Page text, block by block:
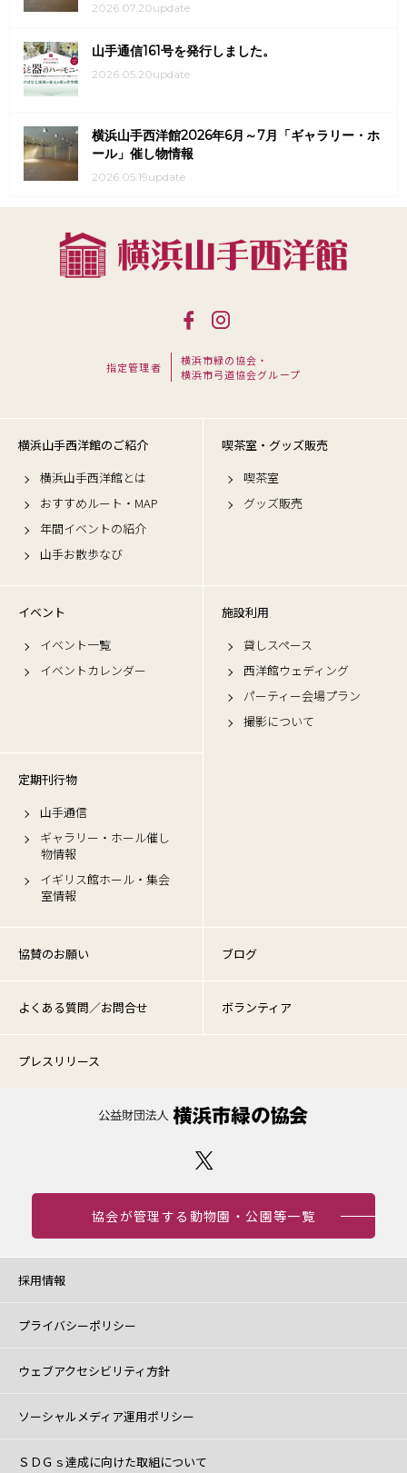
2026.07.20update
山手通信161号を発行しました。
2026.05.20update
横浜山手西洋館2026年6月～7月「ギャラリー・ホ
ール」催し物情報
2026.05.19update
指定管理者
横浜市緑の協会・
横浜市弓道協会グループ
横浜山手西洋館のご紹介
横浜山手西洋館とは
おすすめルート・MAP
年間イベントの紹介
山手お散歩なび
喫茶室・グッズ販売
喫茶室
グッズ販売
イベント
イベント一覧
イベントカレンダー
施設利用
貸しスペース
西洋館ウェディング
パーティー会場プラン
撮影について
定期刊行物
山手通信
ギャラリー・ホール催し
物情報
イギリス館ホール・集会
室情報
協賛のお願い ブログ
よくある質問／お問合せ ボランティア
プレスリリース
協会が管理する動物園・公園等一覧
採用情報
プライバシーポリシー
ウェブアクセシビリティ方針
ソーシャルメディア運用ポリシー
ＳＤＧｓ達成に向けた取組について